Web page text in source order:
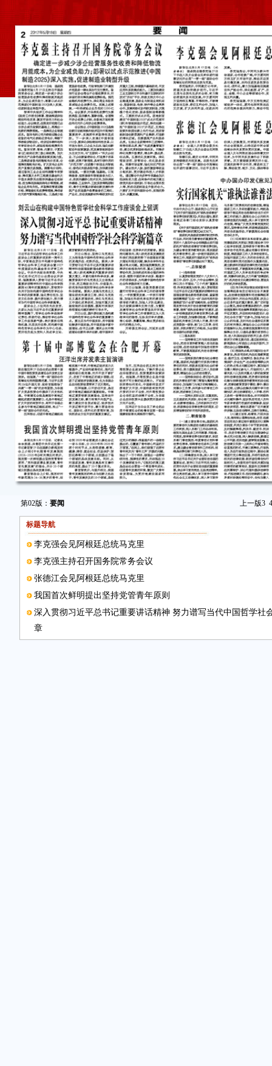
第02版： 要闻 上一版3 4
标题导航
李克强会见阿根廷总统马克里
李克强主持召开国务院常务会议
张德江会见阿根廷总统马克里
我国首次鲜明提出坚持党管青年原则
深入贯彻习近平总书记重要讲话精神 努力谱写当代中国哲学社
章